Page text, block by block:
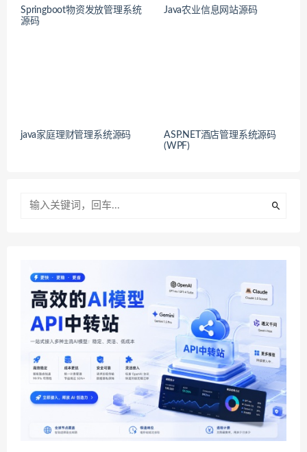
Springboot物资发放管理系统
源码
Java农业信息网站源码
java家庭理财管理系统源码
ASP.NET酒店管理系统源码
(WPF)